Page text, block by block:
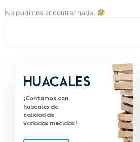
No pudimos encontrar nada.
Huacales
¡Contamos con
huacales de
calidad de
variadas medidas!